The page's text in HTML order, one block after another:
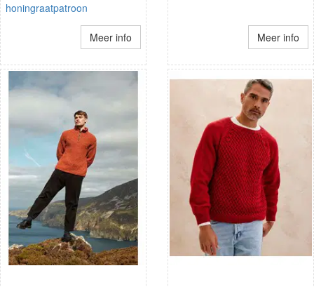
honingraatpatroon
Meer info Meer info